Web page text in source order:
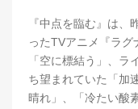
『中点を臨む』は
ったTVアニメ『ラグ
「空に標結う」、
ち望まれていた「加
晴れ」、「冷たい酸